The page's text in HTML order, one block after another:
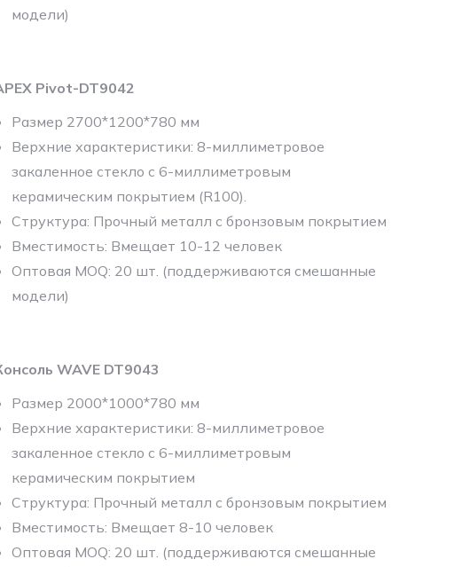
модели)
Pivot-DT9042
Размер 2700*1200*780 мм
Верхние характеристики: 8-миллиметровое
закаленное стекло с 6-миллиметровым
керамическим покрытием (R100).
Структура: Прочный металл с бронзовым покрытием
Вместимость: Вмещает 10-12 человек
Оптовая MOQ: 20 шт. (поддерживаются смешанные
модели)
WAVE DT9043
Размер 2000*1000*780 мм
Верхние характеристики: 8-миллиметровое
закаленное стекло с 6-миллиметровым
керамическим покрытием
Структура: Прочный металл с бронзовым покрытием
Вместимость: Вмещает 8-10 человек
Оптовая MOQ: 20 шт. (поддерживаются смешанные